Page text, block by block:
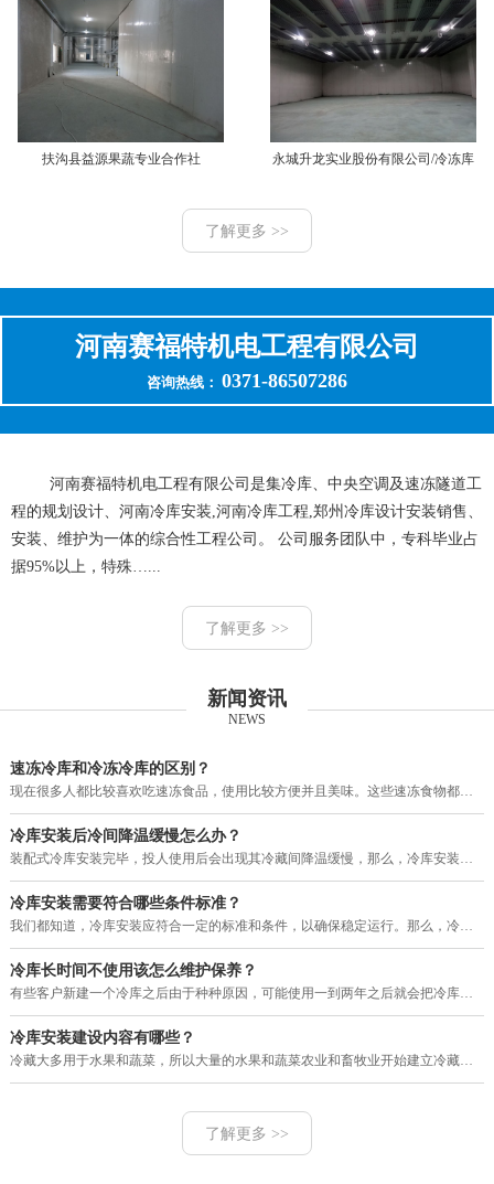
扶沟县益源果蔬专业合作社 永城升龙实业股份有限公司/冷冻库
了解更多 >>
河南赛福特机电工程有限公司
咨询热线： 0371-86507286
河南赛福特机电工程有限公司是集冷库、中央空调及速冻隧道工
程的规划设计、河南冷库安装,河南冷库工程,郑州冷库设计安装销售、
安装、维护为一体的综合性工程公司。 公司服务团队中，专科毕业占
据95%以上，特殊…...
了解更多 >>
新闻资讯
NEWS
速冻冷库和冷冻冷库的区别？
现在很多人都比较喜欢吃速冻食品，使用比较方便并且美味。这些速冻食物都需要用冷库进行保存，目前市场上的冷库有速冻冷库和冷冻
冷库安装后冷间降温缓慢怎么办？
装配式冷库安装完毕，投人使用后会出现其冷藏间降温缓慢，那么，冷库安装后冷间降温缓慢怎么办？其大致故障原因和排除方法如下。
冷库安装需要符合哪些条件标准？
我们都知道，冷库安装应符合一定的标准和条件，以确保稳定运行。那么，冷库安装需要符合哪些条件标准？下面就由河南赛福特机电工
冷库长时间不使用该怎么维护保养？
有些客户新建一个冷库之后由于种种原因，可能使用一到两年之后就会把冷库暂停使用一段很长的时间，那么，我们的冷库长时间不使用
冷库安装建设内容有哪些？
冷藏大多用于水果和蔬菜，所以大量的水果和蔬菜农业和畜牧业开始建立冷藏。现在的冷库建设，设计理念多变，工艺也改进了很多，配
了解更多 >>